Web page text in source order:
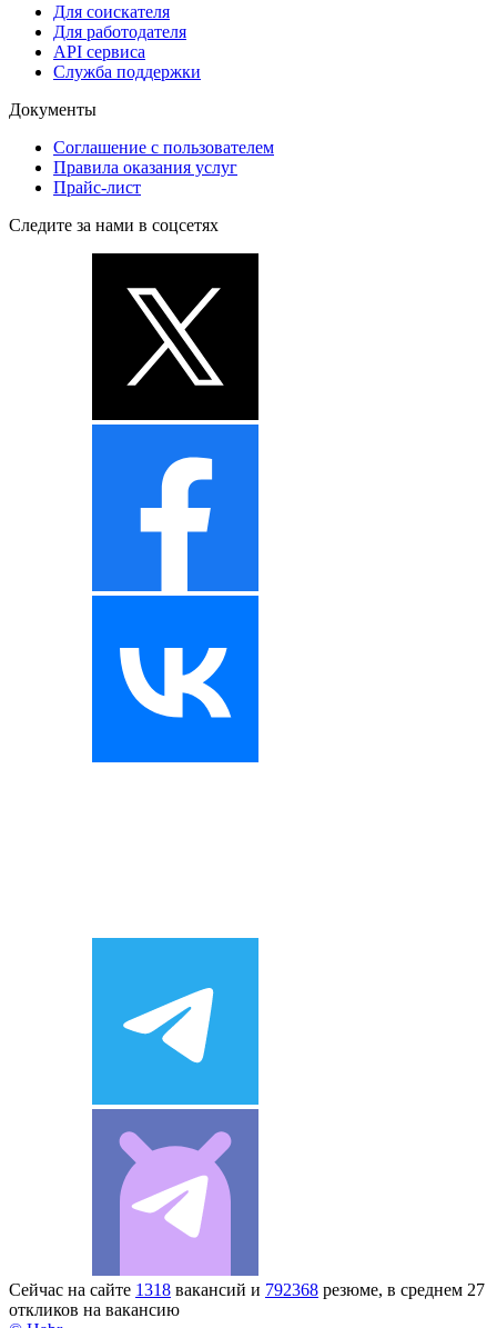
Для соискателя
Для работодателя
API сервиса
Служба поддержки
Документы
Соглашение с пользователем
Правила оказания услуг
Прайс-лист
Следите за нами в соцсетях
Сейчас на сайте 1318 вакансий и 792368 резюме, в среднем 27
откликов на вакансию